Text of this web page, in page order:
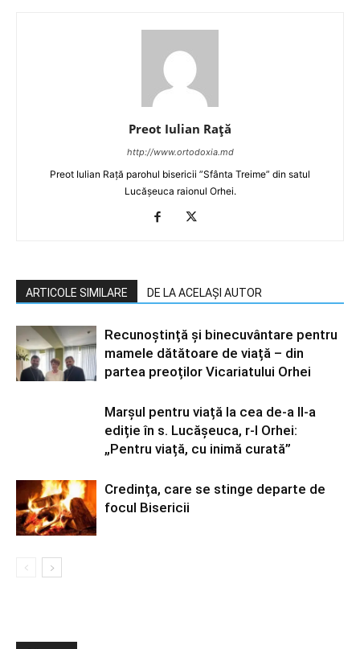
Preot Iulian Raţă
http://www.ortodoxia.md
Preot Iulian Rață parohul bisericii ”Sfânta Treime” din satul
Lucășeuca raionul Orhei.
ARTICOLE SIMILARE DE LA ACELAȘI AUTOR
Recunoștință și binecuvântare pentru
mamele dătătoare de viață – din
partea preoților Vicariatului Orhei
Marșul pentru viață la cea de-a II-a
ediție în s. Lucășeuca, r-l Orhei:
„Pentru viață, cu inimă curată”
Credința, care se stinge departe de
focul Bisericii